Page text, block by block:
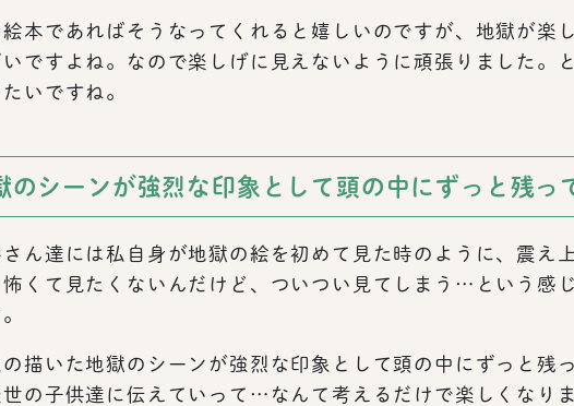
絵本であればそうなってくれると嬉しいのですが、地獄が楽
いですよね。なので楽しげに見えないように頑張りました。
いですね。
のシーンが強烈な印象として頭の中にずっと残っ
さん達には私自身が地獄の絵を初めて見た時のように、震え
怖くて見たくないんだけど、ついつい見てしまう…という感
描いた地獄のシーンが強烈な印象として頭の中にずっと残
世の子供達に伝えていって…なんて考えるだけで楽しくなりま